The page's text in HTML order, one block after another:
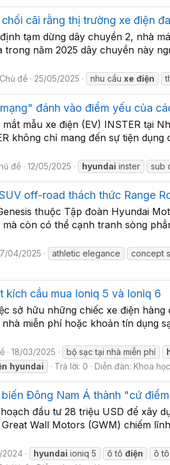
cãi rằng thị trường xe điện
tạm dừng dây chuyền 2, nhà
trong năm 2025 dây chuyền này
Chủ đề 25/05/2025 nhu cầuxe điện
đánh vào điểm yếu của
mẫu xe điện (EV) INSTER tại
không chỉ mang đến sự tiện
đề 12/05/2025 hyundai inster sub
off-road thách thức Range
thuộc Tập đoàn Hyundai
còn có thể cạnh tranh sòng
04/2025 athletic elegance concept
kích cầu mua Ioniq 5 và Ioniq 6
sở hữu những chiếc xe điện
miễn phí hoặc khoản tín dụng
18/03/2025 bộ sạc tại nhà miễn phí
hyundai Trả lời: 0 Diễn đàn: Khoa
Đông Nam Á thành "cứ
đầu tư 28 triệu USD để xây
Wall Motors (GWM) chiếm
2024 hyundai ioniq 5 ô tô điện ô tô